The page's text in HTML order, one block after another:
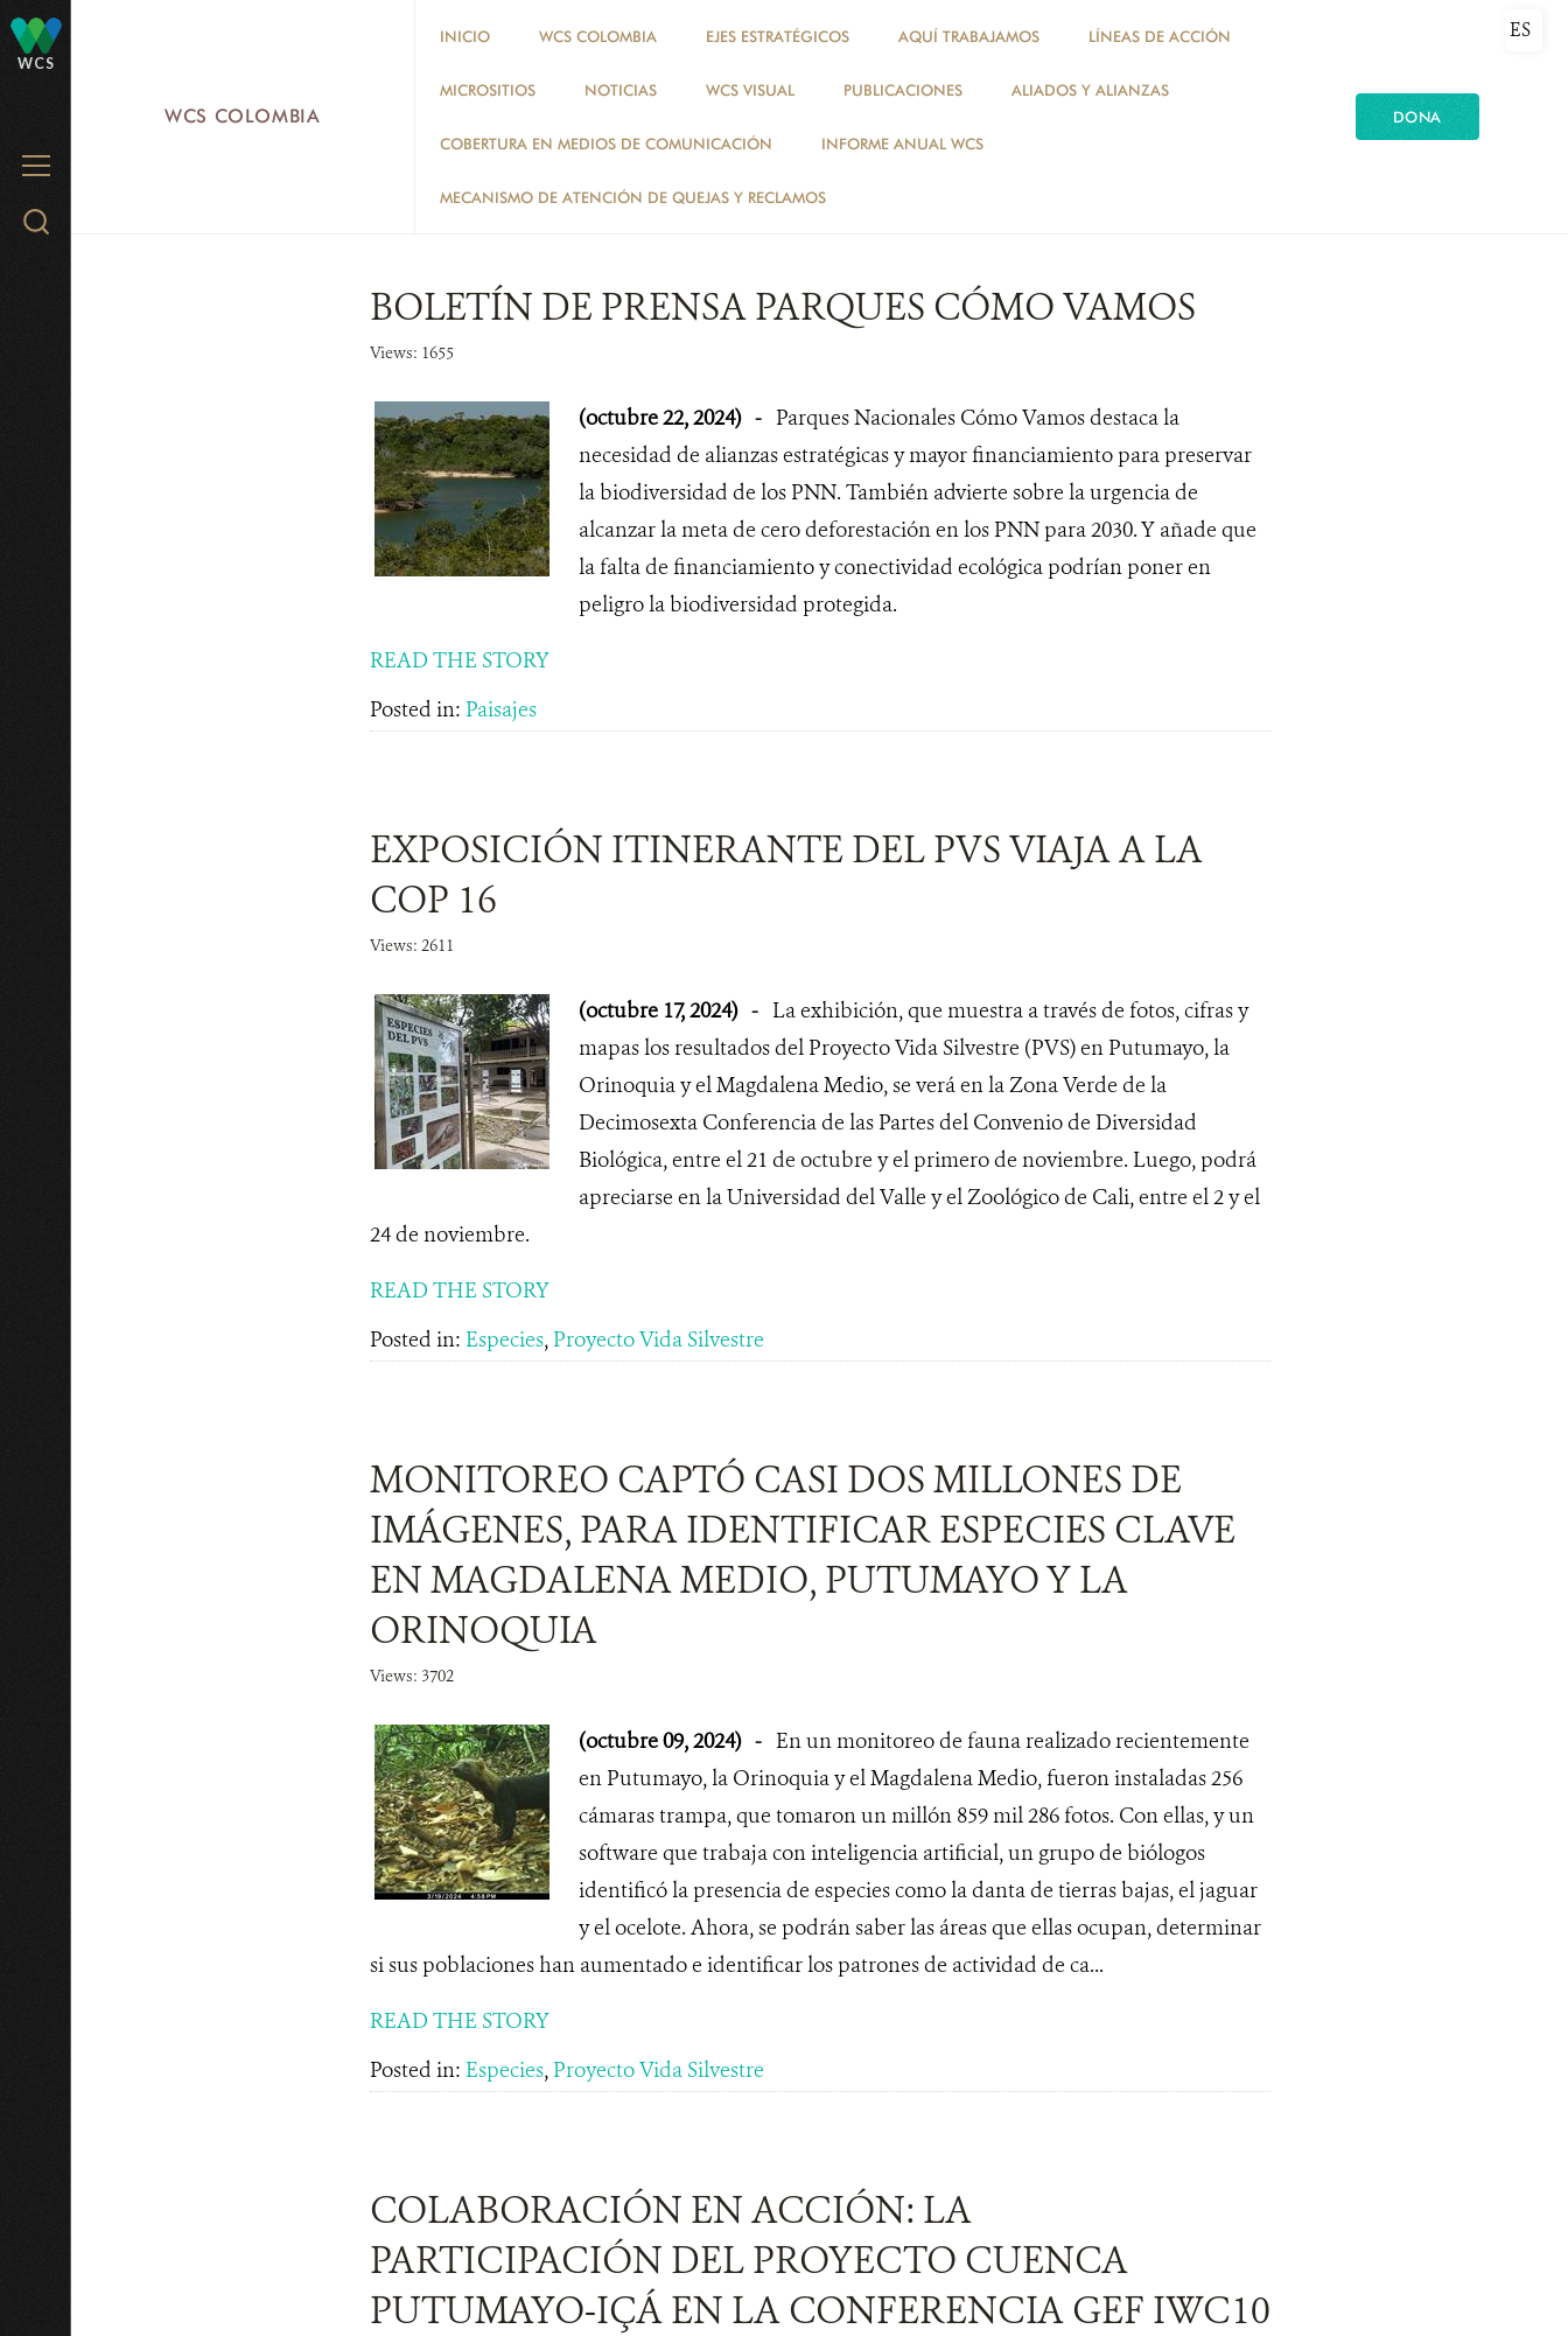
WCS
MENU
Search
WCS COLOMBIA
INICIO WCS COLOMBIA EJES ESTRATÉGICOS AQUÍ TRABAJAMOS LÍNEAS DE ACCIÓN
MICROSITIOS NOTICIAS WCS VISUAL PUBLICACIONES ALIADOS Y ALIANZAS
COBERTURA EN MEDIOS DE COMUNICACIÓN INFORME ANUAL WCS
MECANISMO DE ATENCIÓN DE QUEJAS Y RECLAMOS
DONA
ES
NOTICIAS
BOLETÍN DE PRENSA PARQUES CÓMO VAMOS
Views: 1655
(octubre 22, 2024) - Parques Nacionales Cómo Vamos destaca la
necesidad de alianzas estratégicas y mayor financiamiento para preservar
la biodiversidad de los PNN. También advierte sobre la urgencia de
alcanzar la meta de cero deforestación en los PNN para 2030. Y añade que
la falta de financiamiento y conectividad ecológica podrían poner en
peligro la biodiversidad protegida.
READ THE STORY
Posted in: Paisajes
EXPOSICIÓN ITINERANTE DEL PVS VIAJA A LA
COP 16
Views: 2611
(octubre 17, 2024) - La exhibición, que muestra a través de fotos, cifras y
mapas los resultados del Proyecto Vida Silvestre (PVS) en Putumayo, la
Orinoquia y el Magdalena Medio, se verá en la Zona Verde de la
Decimosexta Conferencia de las Partes del Convenio de Diversidad
Biológica, entre el 21 de octubre y el primero de noviembre. Luego, podrá
apreciarse en la Universidad del Valle y el Zoológico de Cali, entre el 2 y el
24 de noviembre.
READ THE STORY
Posted in: Especies, Proyecto Vida Silvestre
MONITOREO CAPTÓ CASI DOS MILLONES DE
IMÁGENES, PARA IDENTIFICAR ESPECIES CLAVE
EN MAGDALENA MEDIO, PUTUMAYO Y LA
ORINOQUIA
Views: 3702
(octubre 09, 2024) - En un monitoreo de fauna realizado recientemente
en Putumayo, la Orinoquia y el Magdalena Medio, fueron instaladas 256
cámaras trampa, que tomaron un millón 859 mil 286 fotos. Con ellas, y un
software que trabaja con inteligencia artificial, un grupo de biólogos
identificó la presencia de especies como la danta de tierras bajas, el jaguar
y el ocelote. Ahora, se podrán saber las áreas que ellas ocupan, determinar
si sus poblaciones han aumentado e identificar los patrones de actividad de ca...
READ THE STORY
Posted in: Especies, Proyecto Vida Silvestre
COLABORACIÓN EN ACCIÓN: LA
PARTICIPACIÓN DEL PROYECTO CUENCA
PUTUMAYO-IÇÁ EN LA CONFERENCIA GEF IWC10